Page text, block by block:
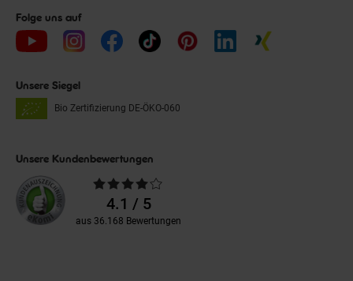
Folge uns auf
Unsere Siegel
Bio Zertifizierung DE-ÖKO-060
Unsere Kundenbewertungen
Durchschnittliche
Bewertungen4.1 / 5
aus 36.168 Bewertungen